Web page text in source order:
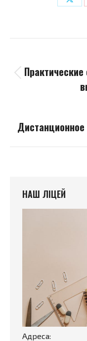
Навигация
по
записям
НАШ ЛІЦЕЙ
Адреса: